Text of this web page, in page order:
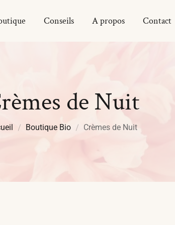
Conseils A propos Contact
de Nuit
Boutique Bio Crèmes de Nuit